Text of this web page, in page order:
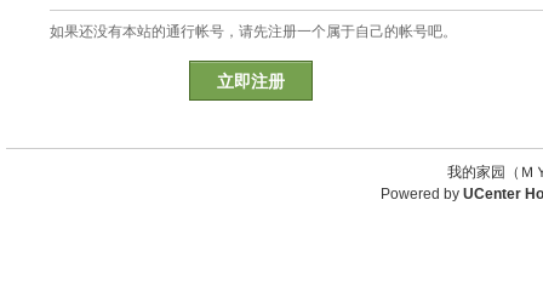
如果还没有本站的通行帐号，请先注册一个属于自己的帐号吧。
立即注册
我的家园（
Powered by UCenter